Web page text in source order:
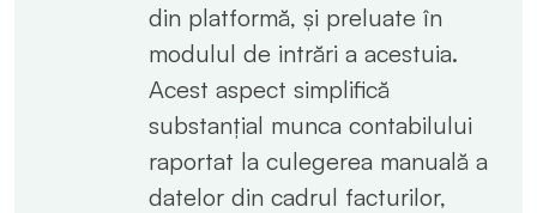
din platformă, și preluate în
modulul de intrări a acestuia.
Acest aspect simplifică
substanțial munca contabilului
raportat la culegerea manuală a
datelor din cadrul facturilor,